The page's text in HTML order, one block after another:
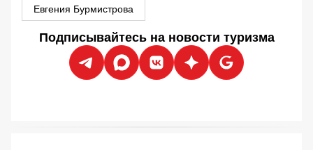
Евгения Бурмистрова
Подписывайтесь на новости туризма